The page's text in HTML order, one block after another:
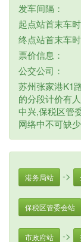
发车间隔：
起点站首末车
终点站首末车
票价信息：
公交公司：
苏州张家港K1
的分段计价有
中兴,保税区管
网络中不可缺少
港务局站 ->
保税区管委会站
市政府站 ->